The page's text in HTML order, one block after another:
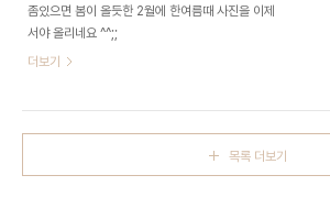
좀있으면 봄이 올듯한 2월에 한여름때 사진을 이제
서야 올리네요 ^^;;
더보기
목록 더보기